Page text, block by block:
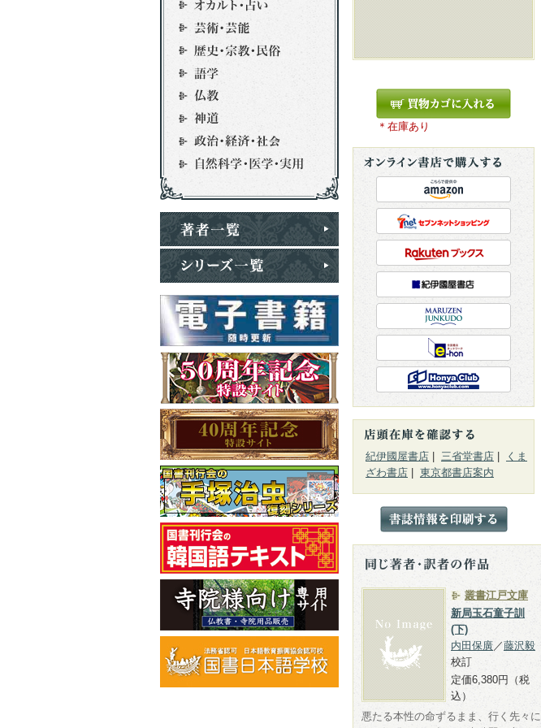
＊在庫あり
紀伊國屋書店 三省堂書店
くま
ざわ書店
東京都書店案内
叢書江戸文庫
新局玉石童子訓
(下)
内田保廣／藤沢毅
校訂
定価6,380円（税
込）
悪たる本性の命ずるまま、行く先々に